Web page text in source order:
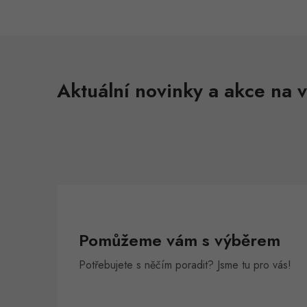
Aktuální novinky a akce na
Pomůžeme vám s výběrem
Potřebujete s něčím poradit? Jsme tu pro vás!